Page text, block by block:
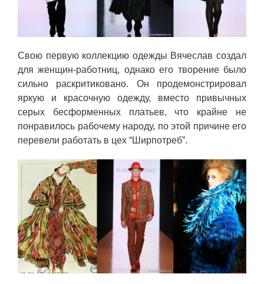
Свою первую коллекцию одежды Вячеслав создал
для женщин-работниц, однако его творение было
сильно раскритиковано. Он продемонстрировал
яркую и красочную одежду, вместо привычных
серых бесформенных платьев, что крайне не
понравилось рабочему народу, по этой причине его
перевели работать в цех “Ширпотреб”.